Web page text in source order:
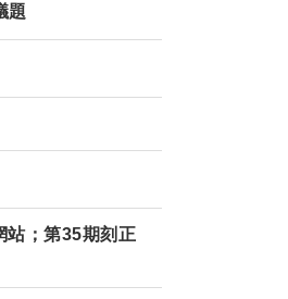
題
站；第35期刻正